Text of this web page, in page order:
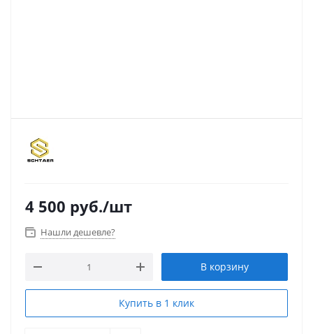
4 500 руб./шт
Нашли дешевле?
В корзину
Купить в 1 клик